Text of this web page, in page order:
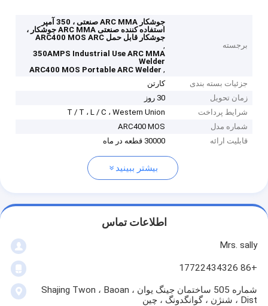
برجسته
جوشکار ARC MMA صنعتی ، 350 آمپر
استفاده کننده صنعتی ARC MMA جوشکار ،
جوشکار قابل حمل ARC400 MOS ARC
,
350AMPS Industrial Use ARC MMA
Welder
,
ARC400 MOS Portable ARC Welder
جزئیات بسته بندی
کارتن
زمان تحویل
30 روز
شرایط پرداخت
T / T ، L / C ، Western Union
شماره مدل
ARC400 MOS
قابلیت ارائه
30000 قطعه در ماه
بیشتر ببینید
اطلاعات تماس
Mrs. sally
+86 17722434326
شماره 505 ساختمان جینگ یوان ، Shajing Twon ، Baoan
Dist ، شنژن ، گوانگدونگ ، چین